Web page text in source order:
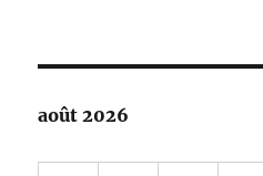
août 2026